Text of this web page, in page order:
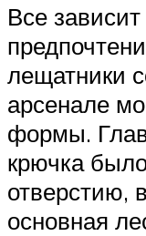
Все
лещатники
арсенале
формы.
крючка
отверстию,
основная